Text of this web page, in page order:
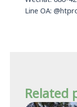
Line OA:
Related